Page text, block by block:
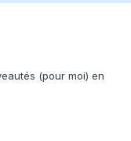
(pour moi) en